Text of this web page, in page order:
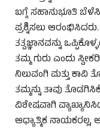
ಬಗ್ಗೆ ಸಹಾನುಭೂತಿ
ಪ್ರಶ್ನಿಸಲು
ತತ್ವಜ್ಞಾನವನ್ನು
ತಮ್ಮ ಗುರು ಎಂದು
ನಿಲುವಂಗಿ ಮತ್ತು ಕಾವಿ
ತಮ್ಮನ್ನು ತಾವು
ವಿಶೇಷವಾಗಿ
ಆಧ್ಯಾತ್ಮಿಕ ನಾಯಕರಲ್ಲ,